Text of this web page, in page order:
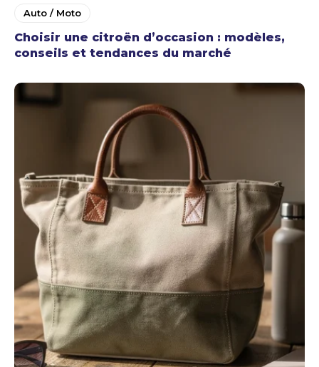
Auto / Moto
Choisir une citroën d’occasion : modèles,
conseils et tendances du marché